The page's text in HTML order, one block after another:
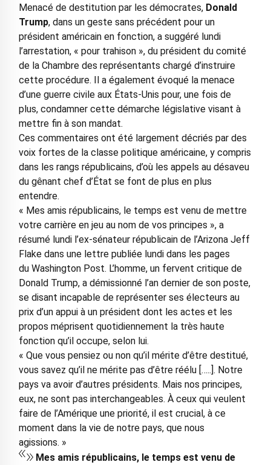
Menacé de destitution par les démocrates, Donald
Trump, dans un geste sans précédent pour un
président américain en fonction, a suggéré lundi
l’arrestation, « pour trahison », du président du comité
de la Chambre des représentants chargé d’instruire
cette procédure. Il a également évoqué la menace
d’une guerre civile aux États-Unis pour, une fois de
plus, condamner cette démarche législative visant à
mettre fin à son mandat.
Ces commentaires ont été largement décriés par des
voix fortes de la classe politique américaine, y compris
dans les rangs républicains, d’où les appels au désaveu
du gênant chef d’État se font de plus en plus
entendre.
« Mes amis républicains, le temps est venu de mettre
votre carrière en jeu au nom de vos principes », a
résumé lundi l’ex-sénateur républicain de l’Arizona Jeff
Flake dans une lettre publiée lundi dans les pages
du Washington Post. L’homme, un fervent critique de
Donald Trump, a démissionné l’an dernier de son poste,
se disant incapable de représenter ses électeurs au
prix d’un appui à un président dont les actes et les
propos méprisent quotidiennement la très haute
fonction qu’il occupe, selon lui.
« Que vous pensiez ou non qu’il mérite d’être destitué,
vous savez qu’il ne mérite pas d’être réélu […..]. Notre
pays va avoir d’autres présidents. Mais nos principes,
eux, ne sont pas interchangeables. À ceux qui veulent
faire de l’Amérique une priorité, il est crucial, à ce
moment dans la vie de notre pays, que nous
agissions. »
Mes amis républicains, le temps est venu de